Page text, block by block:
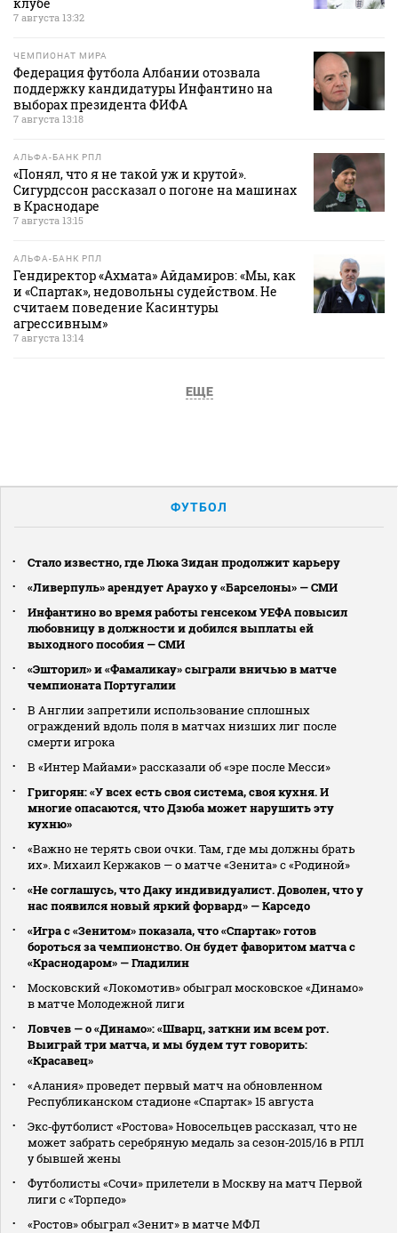
7 августа 13:32
ЧЕМПИОНАТ МИРА
Федерация футбола Албании отозвала
поддержку кандидатуры Инфантино на
выборах президента ФИФА
7 августа 13:18
АЛЬФА-БАНК РПЛ
«Понял, что я не такой уж и крутой».
Сигурдссон рассказал о погоне на машинах
в Краснодаре
7 августа 13:15
АЛЬФА-БАНК РПЛ
Гендиректор «Ахмата» Айдамиров: «Мы, как
и «Спартак», недовольны судейством. Не
считаем поведение Касинтуры
агрессивным»
7 августа 13:14
ЕЩЕ
ФУТБОЛ
Стало известно, где Люка Зидан продолжит карьеру
«Ливерпуль» арендует Араухо у «Барселоны» — СМИ
Инфантино во время работы генсеком УЕФА повысил
любовницу в должности и добился выплаты ей
выходного пособия — СМИ
«Эшторил» и «Фамаликау» сыграли вничью в матче
чемпионата Португалии
В Англии запретили использование сплошных
ограждений вдоль поля в матчах низших лиг после
смерти игрока
В «Интер Майами» рассказали об «эре после Месси»
Григорян: «У всех есть своя система, своя кухня. И
многие опасаются, что Дзюба может нарушить эту
кухню»
«Важно не терять свои очки. Там, где мы должны брать
их». Михаил Кержаков — о матче «Зенита» с «Родиной»
«Не соглашусь, что Даку индивидуалист. Доволен, что у
нас появился новый яркий форвард» — Карседо
«Игра с «Зенитом» показала, что «Спартак» готов
бороться за чемпионство. Он будет фаворитом матча с
«Краснодаром» — Гладилин
Московский «Локомотив» обыграл московское «Динамо»
в матче Молодежной лиги
Ловчев — о «Динамо»: «Шварц, заткни им всем рот.
Выиграй три матча, и мы будем тут говорить:
«Красавец»
«Алания» проведет первый матч на обновленном
Республиканском стадионе «Спартак» 15 августа
Экс‑футболист «Ростова» Новосельцев рассказал, что не
может забрать серебряную медаль за сезон‑2015/16 в РПЛ
у бывшей жены
Футболисты «Сочи» прилетели в Москву на матч Первой
лиги с «Торпедо»
«Ростов» обыграл «Зенит» в матче МФЛ